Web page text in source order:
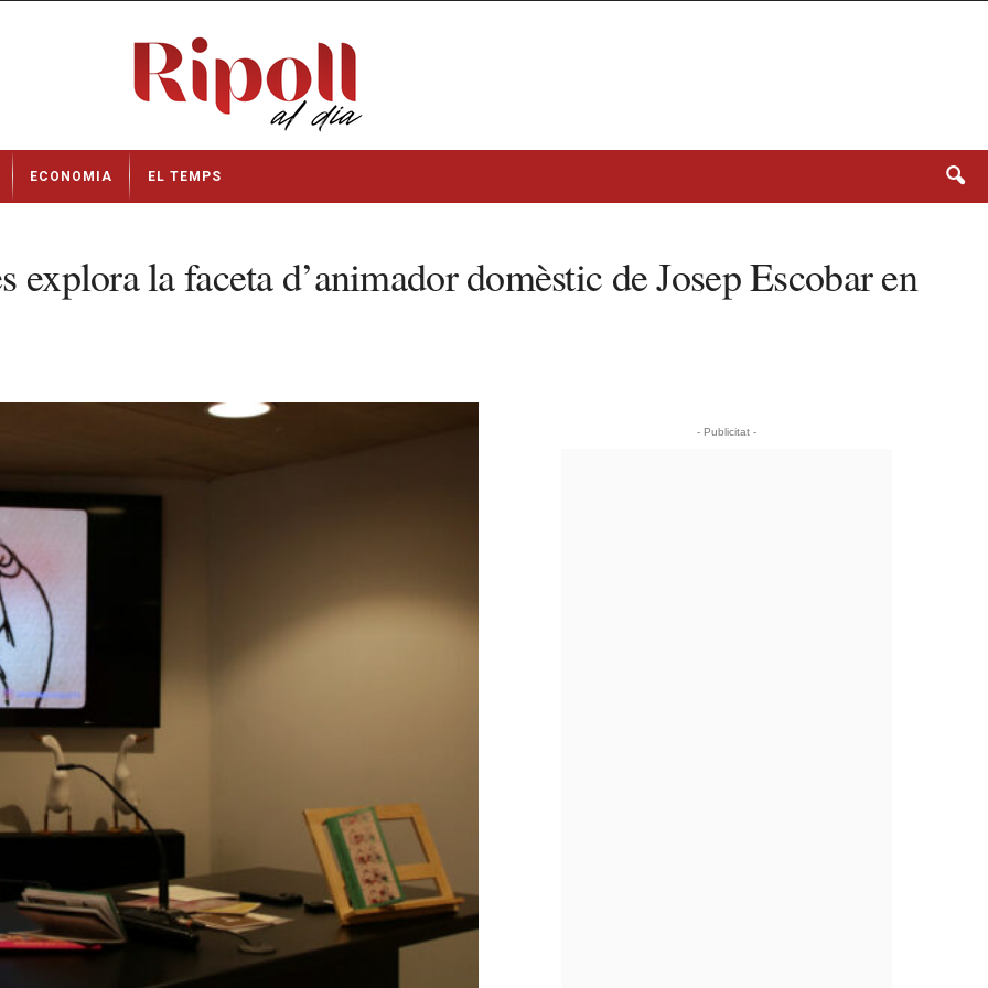
ECONOMIA EL TEMPS
la faceta d’animador domèstic de Josep Escobar en
- Publicitat -